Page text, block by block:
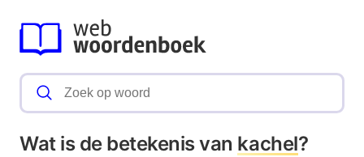
Wat is de betekenis van kachel?